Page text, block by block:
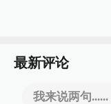
最新评论
我来说两句......